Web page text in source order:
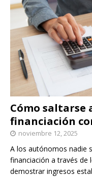
Cómo saltarse
financiación
noviembre 12, 2025
A los autónomos nadie
financiación a través de
demostrar ingresos